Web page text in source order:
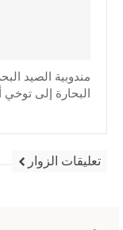
مندوبية الصيد
البحارة إلى
تعليقات الزوار